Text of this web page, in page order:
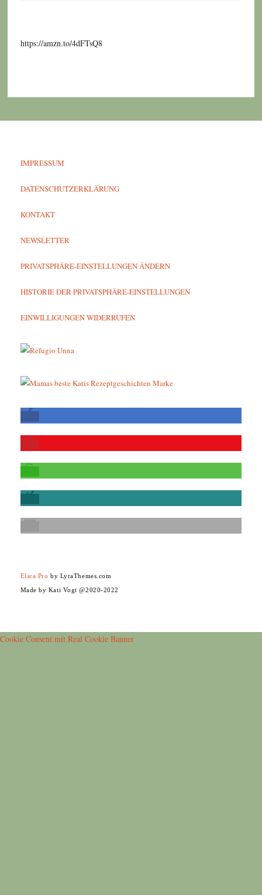
https://amzn.to/4dFTsQ8
IMPRESSUM
DATENSCHUTZERKLÄRUNG
KONTAKT
NEWSLETTER
PRIVATSPHÄRE-EINSTELLUNGEN ÄNDERN
HISTORIE DER PRIVATSPHÄRE-EINSTELLUNGEN
EINWILLIGUNGEN WIDERRUFEN
Elara Pro by LyraThemes.com
Made by Kati Vogt @2020-2022
Cookie Consent mit Real Cookie Banner